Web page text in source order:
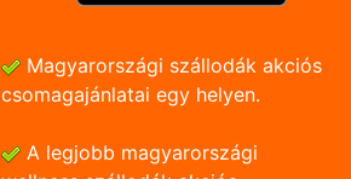
Magyarországi szállodák akciós
csomagajánlatai egy helyen.
A legjobb magyarországi